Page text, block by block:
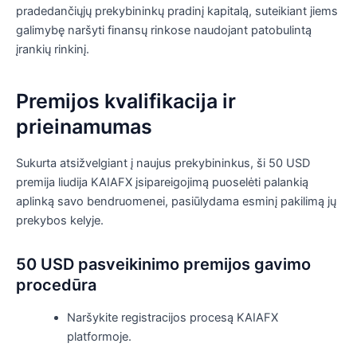
pradedančiųjų prekybininkų pradinį kapitalą, suteikiant jiems
galimybę naršyti finansų rinkose naudojant patobulintą
įrankių rinkinį.
Premijos kvalifikacija ir
prieinamumas
Sukurta atsižvelgiant į naujus prekybininkus, ši 50 USD
premija liudija KAIAFX įsipareigojimą puoselėti palankią
aplinką savo bendruomenei, pasiūlydama esminį pakilimą jų
prekybos kelyje.
50 USD pasveikinimo premijos gavimo
procedūra
Naršykite registracijos procesą KAIAFX
platformoje.